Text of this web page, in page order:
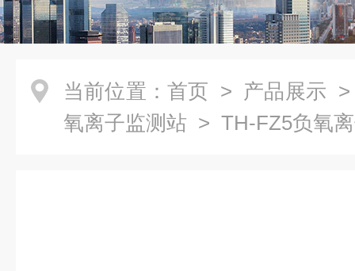
当前位置： 首页 > 产品展示
氧离子监测站 > TH-FZ5负氧